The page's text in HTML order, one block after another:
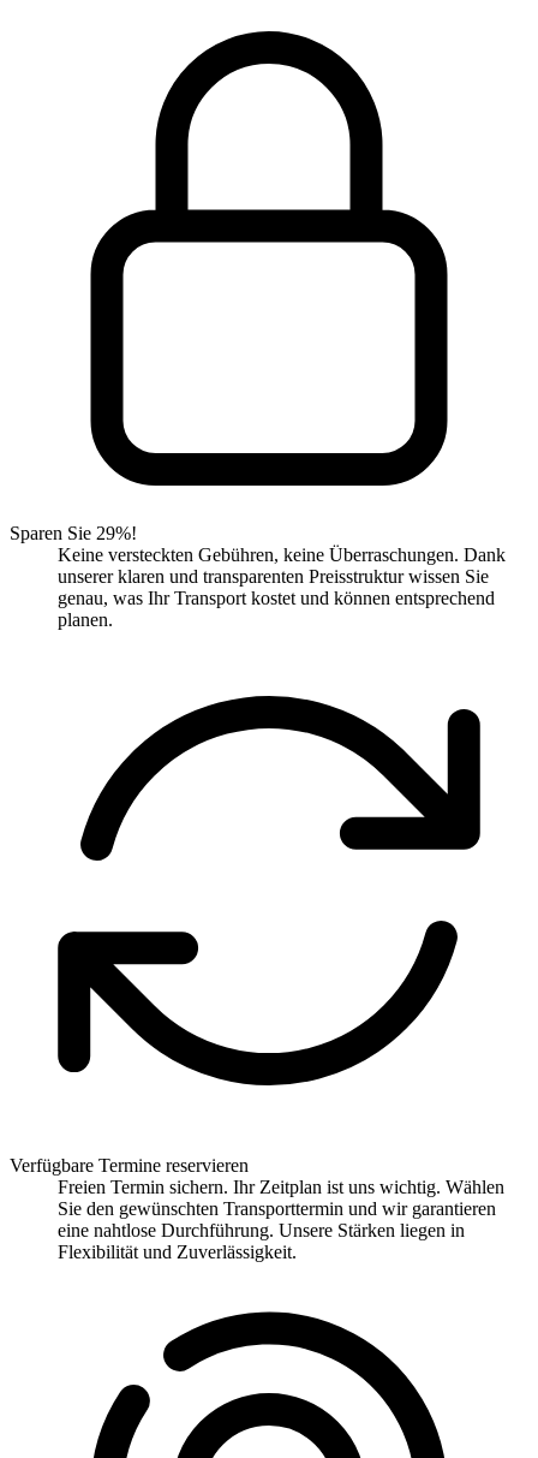
Sparen Sie 29%!
Keine versteckten Gebühren, keine Überraschungen. Dank
unserer klaren und transparenten Preisstruktur wissen Sie
genau, was Ihr Transport kostet und können entsprechend
planen.
Verfügbare Termine reservieren
Freien Termin sichern. Ihr Zeitplan ist uns wichtig. Wählen
Sie den gewünschten Transporttermin und wir garantieren
eine nahtlose Durchführung. Unsere Stärken liegen in
Flexibilität und Zuverlässigkeit.